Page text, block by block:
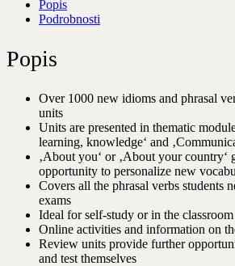
Popis
Podrobnosti
Popis
Over 1000 new idioms and phrasal
units
Units are presented in thematic
learning, knowledge‘ and
‚About you‘ or ‚About your country‘
opportunity to personalize new
Covers all the phrasal verbs students
exams
Ideal for self-study or in the classroom
Online activities and information on
Review units provide further
and test themselves